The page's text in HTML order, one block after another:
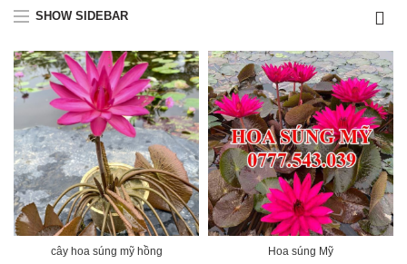
SHOW SIDEBAR
cây hoa súng mỹ hồng
Hoa súng Mỹ